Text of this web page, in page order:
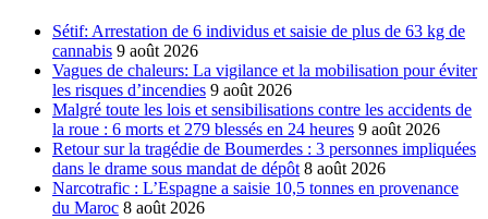
Sétif: Arrestation de 6 individus et saisie de plus de 63 kg de
cannabis 9 août 2026
Vagues de chaleurs: La vigilance et la mobilisation pour éviter
les risques d’incendies 9 août 2026
Malgré toute les lois et sensibilisations contre les accidents de
la roue : 6 morts et 279 blessés en 24 heures 9 août 2026
Retour sur la tragédie de Boumerdes : 3 personnes impliquées
dans le drame sous mandat de dépôt 8 août 2026
Narcotrafic : L’Espagne a saisie 10,5 tonnes en provenance
du Maroc 8 août 2026